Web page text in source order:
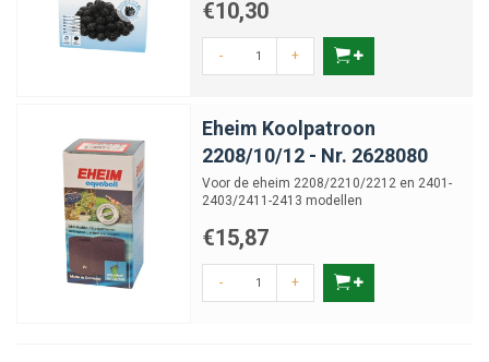
€10,30
- +
Eheim Koolpatroon
2208/10/12 - Nr. 2628080
Voor de eheim 2208/2210/2212 en 2401-
2403/2411-2413 modellen
€15,87
- +